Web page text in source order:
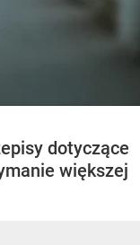
dotyczące
większej